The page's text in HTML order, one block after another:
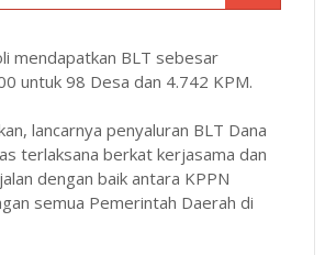
mendapatkan BLT sebesar
untuk 98 Desa dan 4.742 KPM.
lancarnya penyaluran BLT Dana
terlaksana berkat kerjasama dan
dengan baik antara KPPN
semua Pemerintah Daerah di